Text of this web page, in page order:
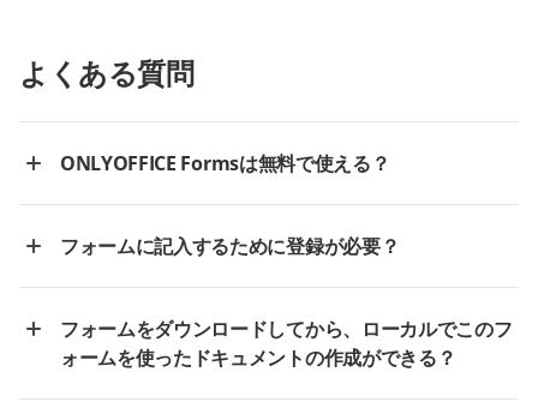
よくある質問
ONLYOFFICE Formsは無料で使える？
フォームに記入するために登録が必要？
フォームをダウンロードしてから、ローカルでこのフ
ォームを使ったドキュメントの作成ができる？